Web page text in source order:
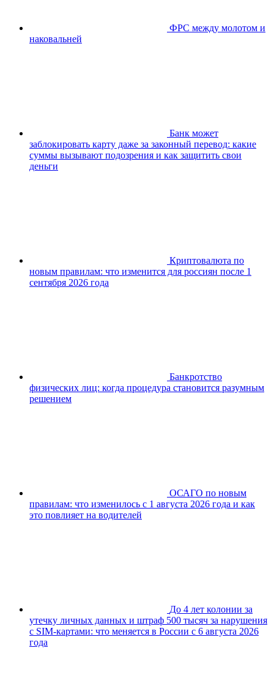
ФРС между молотом и
наковальней
Банк может
заблокировать карту даже за законный перевод: какие
суммы вызывают подозрения и как защитить свои
деньги
Криптовалюта по
новым правилам: что изменится для россиян после 1
сентября 2026 года
Банкротство
физических лиц: когда процедура становится разумным
решением
ОСАГО по новым
правилам: что изменилось с 1 августа 2026 года и как
это повлияет на водителей
До 4 лет колонии за
утечку личных данных и штраф 500 тысяч за нарушения
с SIM-картами: что меняется в России с 6 августа 2026
года